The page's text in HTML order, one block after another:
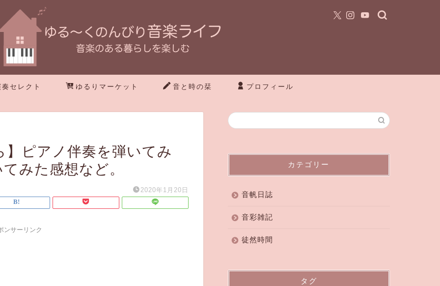
奏セレクト ゆるりマーケット 音と時の栞 プロフィール
】ピアノ伴奏を弾いてみ
みた感想など。
2020年1月20日
ンサーリンク
カテゴリー
音帆日誌
音彩雑記
徒然時間
タグ